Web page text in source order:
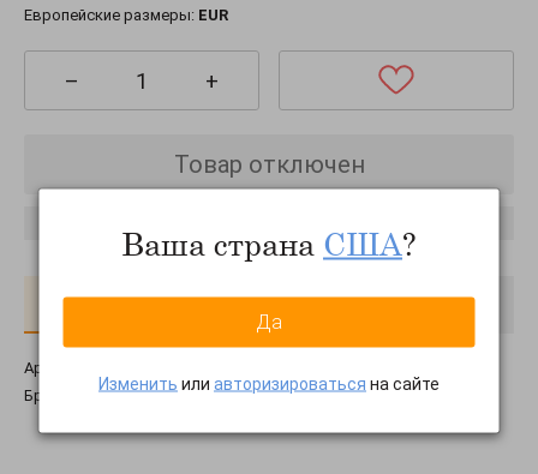
Европейские размеры: EUR
– +
Товар отключен
О товаре Доставка Оплата
Артикул:
Бренд:
Poliit
Ваша страна США?
Да
Изменить или авторизироваться на сайте